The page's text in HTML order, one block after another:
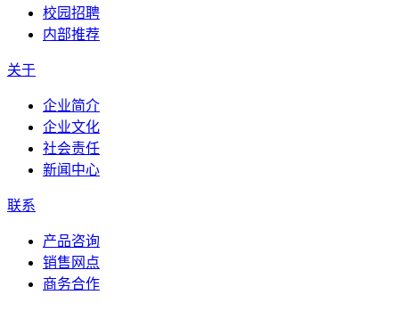
校园招聘
内部推荐
关于
企业简介
企业文化
社会责任
新闻中心
联系
产品咨询
销售网点
商务合作